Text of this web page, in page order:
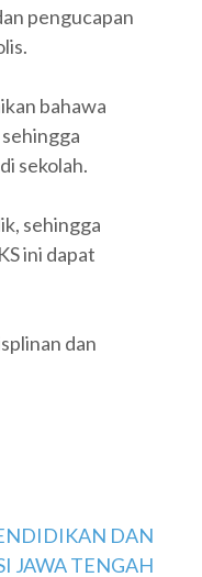
pengucapan
bahawa
sekolah.
sehingga
ini dapat
dan
DAN
JAWA TENGAH